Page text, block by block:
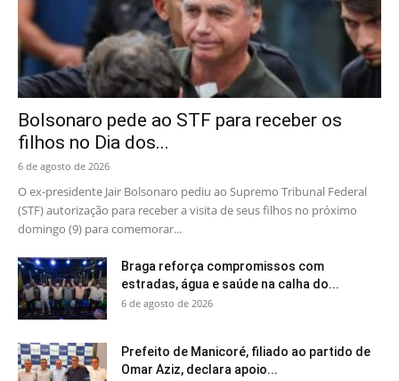
Bolsonaro pede ao STF para receber os
filhos no Dia dos...
6 de agosto de 2026
O ex-presidente Jair Bolsonaro pediu ao Supremo Tribunal Federal
(STF) autorização para receber a visita de seus filhos no próximo
domingo (9) para comemorar...
Braga reforça compromissos com
estradas, água e saúde na calha do...
6 de agosto de 2026
Prefeito de Manicoré, filiado ao partido de
Omar Aziz, declara apoio...